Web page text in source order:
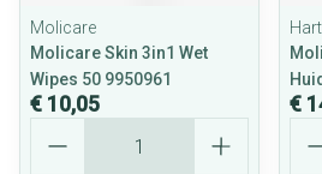
Molicare
Molicare Skin 3in1 Wet
Wipes 50 9950961
€ 10,05 €